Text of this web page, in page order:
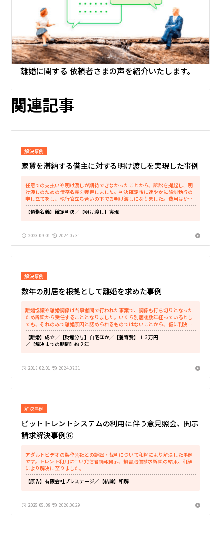
離婚に関する 依頼者さまの声を紹介いたします。
関連記事
解決事例
家賃を滞納する借主に対する明け渡しを実現した事例
任意での支払いや明け渡しが期待できなかったことから、訴訟を提起し、明
け渡しのための債務名義を獲得しました。判決確定後に速やかに強制執行の
申し立てをし、執行官立ち合いの下での明け渡しになりました。費用はかか
りましたが、何よりも明け渡しの実現が...
【債務名義】確定判決／【明け渡し】実現
2023.09.01 2024.07.31
解決事例
数年の別居を根拠として離婚を求めた事例
離婚協議や離婚調停は当事者間で行われた事案で、調停も打ち切りとなった
ため訴訟から受任することとなりました。いくら別居後数年経っているとし
ても、それのみで離婚原因と認められるものではないことから、仮に判決に
なった場合には請求棄却となるおそれが...
【離婚】成立／【財産分与】自宅ほか／【養育費】１２万円
／【解決までの期間】約２年
2016.02.01 2024.07.31
解決事例
ビットトレントシステムの利用に伴う意見照会、開示
請求解決事例⑥
アダルトビデオの製作会社との訴訟・裁判について和解により解決した事例
です。トレント利用に伴い発信者情報開示、損害賠償請求訴訟の結果、和解
により解決に至りました。
【原告】有限会社プレステージ／【結論】和解
2025.05.09 2026.06.29